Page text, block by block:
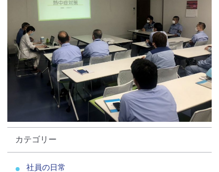
カテゴリー
社員の日常